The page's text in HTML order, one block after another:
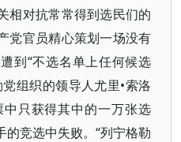
相对抗常常得到选民们的
党官员精心策划一场没有
到“不选名单上任何候选
组织的领导人尤里•索洛
只获得其中的一万张选
竞选中失败。“列宁格勒